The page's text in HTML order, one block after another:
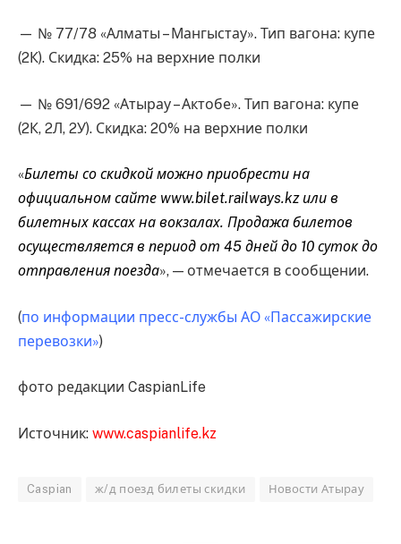
— № 77/78 «Алматы – Мангыстау». Тип вагона: купе
(2К). Скидка: 25% на верхние полки
— № 691/692 «Атырау – Актобе». Тип вагона: купе
(2К, 2Л, 2У). Скидка: 20% на верхние полки
«Билеты со скидкой можно приобрести на
официальном сайте www.bilet.railways.kz или в
билетных кассах на вокзалах. Продажа билетов
осуществляется в период от 45 дней до 10 суток до
отправления поезда», — отмечается в сообщении.
(по информации пресс-службы АО «Пассажирские
перевозки»)
фото редакции CaspianLife
Источник: www.caspianlife.kz
Caspian ж/д поезд билеты скидки Новости Атырау